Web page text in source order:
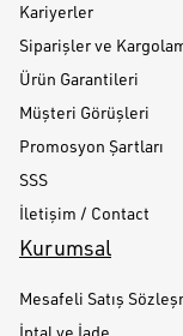
Kariyerler
Siparişler ve
Ürün Garantileri
Müşteri Görüşleri
Promosyon Şartları
SSS
İletişim / Contact
Kurumsal
Mesafeli Satış
İptal ve İade